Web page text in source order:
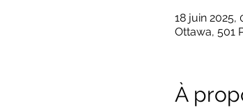
18 juin 2025,
Ottawa, 501
À